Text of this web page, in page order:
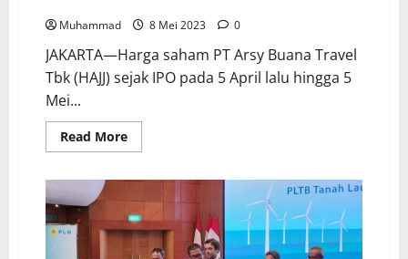
Muhammad 8 Mei 2023 0
JAKARTA—Harga saham PT Arsy Buana Travel
Tbk (HAJJ) sejak IPO pada 5 April lalu hingga 5
Mei...
Read More